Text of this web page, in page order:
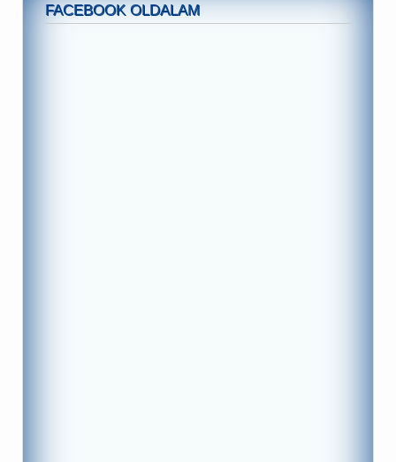
FACEBOOK OLDALAM